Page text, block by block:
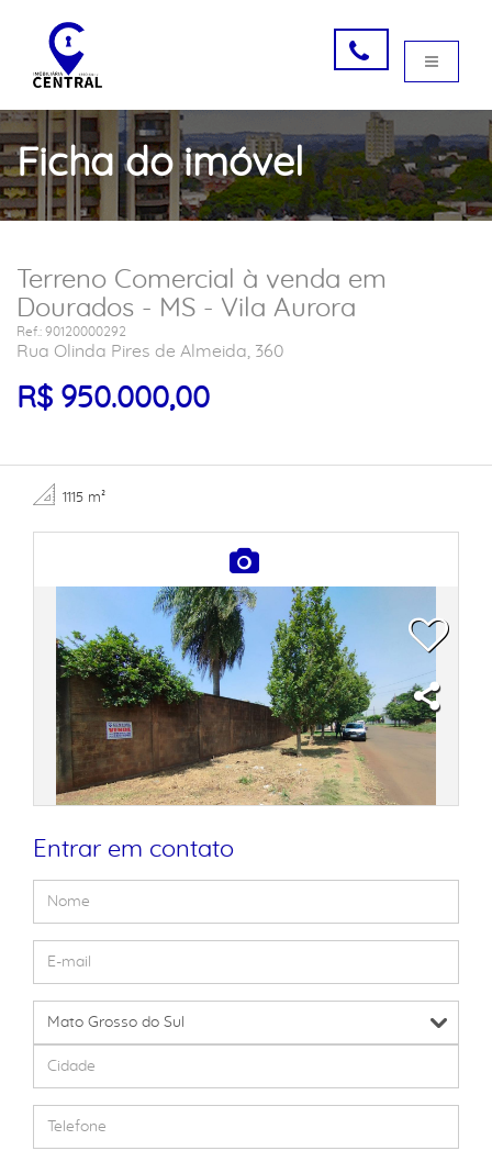
Ficha do imóvel
Terreno Comercial à venda em
Dourados - MS - Vila Aurora
Ref.: 90120000292
Rua Olinda Pires de Almeida, 360
R$ 950.000,00
1115 m²
Entrar em contato